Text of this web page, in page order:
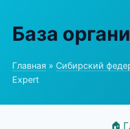
База
Главная » Сибирский
Expert
🏠